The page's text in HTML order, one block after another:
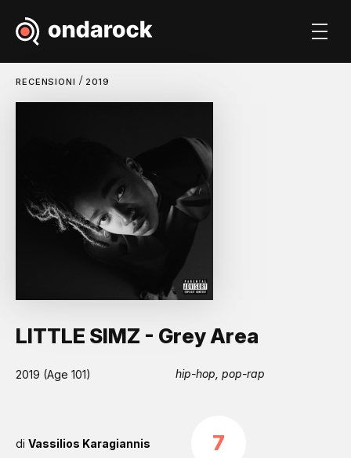
RECENSIONI / 2019
LITTLE SIMZ - Grey Area
2019 (Age 101) hip-hop, pop-rap
di Vassilios Karagiannis 7